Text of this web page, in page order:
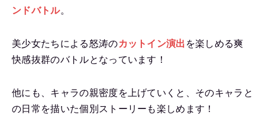
ンドバトル。
美少女たちによる怒涛のカットイン演出 を楽しめる爽
快感抜群のバトルとなっています！
他にも、キャラの親密度を上げていくと、そのキャラと
の日常を描いた個別ストーリーも楽しめます！